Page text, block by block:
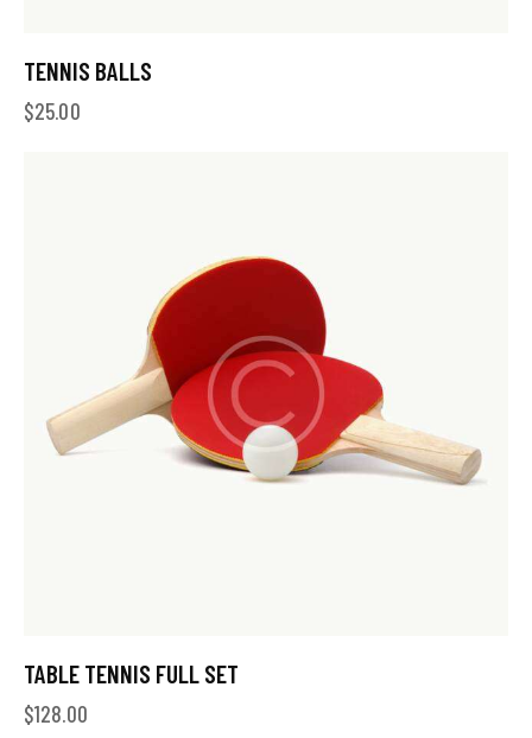
TENNIS BALLS
$25.00
TABLE TENNIS FULL SET
$128.00